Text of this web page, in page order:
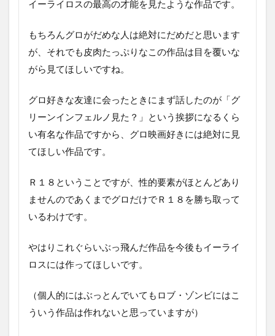
イーライロスの最高の才能を見たような作品です。
もちろんグロがだめな人は絶対にだめだと思います
が、それでも皮肉たっぷりなこの作品は目を覆いな
がら見てほしいですね。
グロ好きな友達に会ったときにまず話したのが「グ
リーンインフェルノ見た？」という挨拶になるくら
い有名な作品ですから、グロ映画好きには絶対に見
てほしい作品です。
Ｒ１８ということですが、性的要素がほとんどあり
ませんのであくまでグロだけでＲ１８を勝ち取って
いるわけです。
やはりこれぐらいぶっ飛んだ作品を今後もイーライ
ロスには作ってほしいです。
（個人的にはぶっとんでいてもロブ・ゾンビにはこ
ういう作品は作れないと思っていますが）